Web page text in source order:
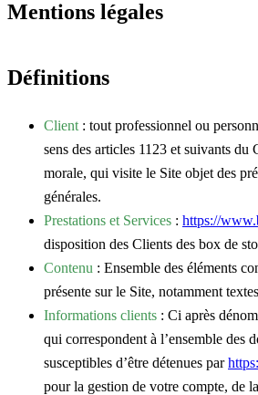
Mentions légales
Définitions
Client : tout professionnel ou
sens des articles 1123 et suivants
morale, qui visite le Site objet des
générales.
Prestations et Services : https://
disposition des Clients des box de
Contenu : Ensemble des éléments
présente sur le Site, notamment
Informations clients : Ci après
qui correspondent à l’ensemble des
susceptibles d’être détenues par
pour la gestion de votre compte, de